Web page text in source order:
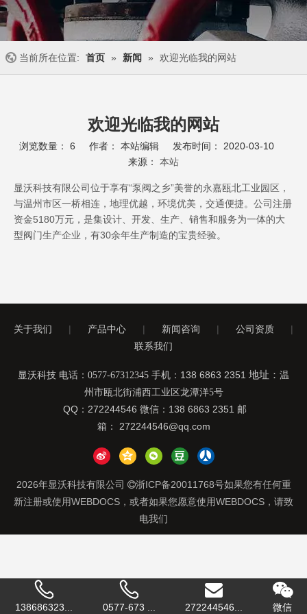
当前所在位置: 首页 » 新闻 » 欢迎光临我的网站
欢迎光临我的网站
浏览数量： 6 作者： 本站编辑 发布时间： 2020-03-10
来源： 本站
["wechat","weibo","qzone","douban","email"]
显沃科技有限公司位于享有“泵阀之乡”美誉的永嘉瓯北工业园区，
与温州市区一桥相连，地理优越，环境优美，交通便捷。公司注册
资金5180万元，是集设计、开发、生产、销售和服务为一体的大
型阀门生产企业，有30余年生产制造的宝贵经验。
关于我们 | 产品中心 | 新闻咨询 | 公司资质
|
联系我们
显沃科技 电话：0577-67312345 手机：138 6863 2351 地址： 温
州市瓯北街浦西工业区龙潭洋5号
QQ：272244546 微信：138 6863 2351 邮
箱： 272244546@qq.com
2026年显沃科技有限公司 浙ICP备20011768号如果您有任何重
新注册或使用WEBDOCS，或者如果您愿意使用WEBDOCS，请致
电我们
138686323... 0577-673 ... 272244546... 微信